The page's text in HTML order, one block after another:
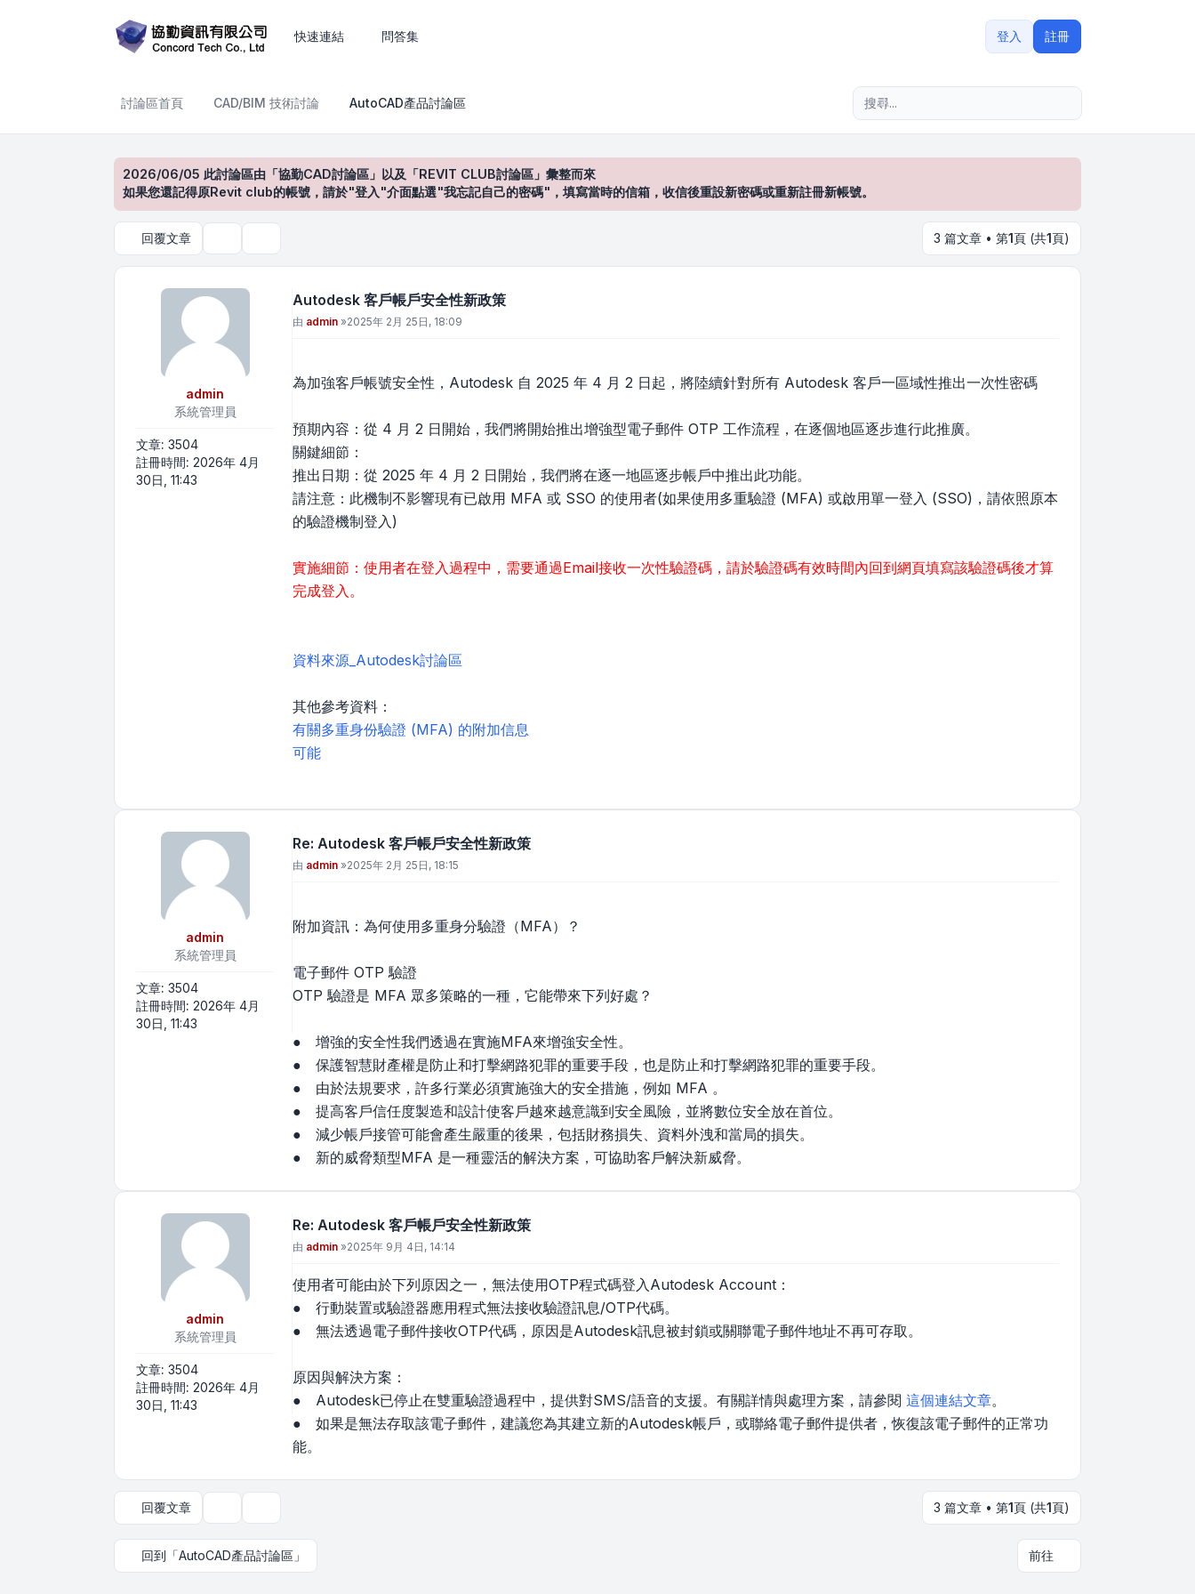
快速連結 問答集 登入 註冊
討論區首頁 CAD/BIM 技術討論 AutoCAD產品討論區
2026/06/05 此討論區由「協勤CAD討論區」以及「REVIT CLUB討論區」彙整而來
如果您還記得原Revit club的帳號，請於"登入"介面點選"我忘記自己的密碼"，填寫當時的信箱，收信後重設新密碼或重新註冊新帳號。
回覆文章 3 篇文章 • 第1頁 (共1頁)
admin
系統管理員
文章: 3504
註冊時間: 2026年 4月
30日, 11:43
Autodesk 客戶帳戶安全性新政策
文章
由 admin »2025年 2月 25日, 18:09
為加強客戶帳號安全性，Autodesk 自 2025 年 4 月 2 日起，將陸續針對所有 Autodesk 客戶一區域性推出一次性密碼
預期內容：從 4 月 2 日開始，我們將開始推出增強型電子郵件 OTP 工作流程，在逐個地區逐步進行此推廣。
關鍵細節：
推出日期：從 2025 年 4 月 2 日開始，我們將在逐一地區逐步帳戶中推出此功能。
請注意：此機制不影響現有已啟用 MFA 或 SSO 的使用者(如果使用多重驗證 (MFA) 或啟用單一登入 (SSO)，請依照原本
的驗證機制登入)
實施細節：使用者在登入過程中，需要通過Email接收一次性驗證碼，請於驗證碼有效時間內回到網頁填寫該驗證碼後才算
完成登入。
資料來源_Autodesk討論區
其他參考資料：
有關多重身份驗證 (MFA) 的附加信息
可能
admin
系統管理員
文章: 3504
註冊時間: 2026年 4月
30日, 11:43
Re: Autodesk 客戶帳戶安全性新政策
文章
由 admin »2025年 2月 25日, 18:15
附加資訊：為何使用多重身分驗證（MFA）？
電子郵件 OTP 驗證
OTP 驗證是 MFA 眾多策略的一種，它能帶來下列好處？
● 增強的安全性我們透過在實施MFA來增強安全性。
● 保護智慧財產權是防止和打擊網路犯罪的重要手段，也是防止和打擊網路犯罪的重要手段。
● 由於法規要求，許多行業必須實施強大的安全措施，例如 MFA 。
● 提高客戶信任度製造和設計使客戶越來越意識到安全風險，並將數位安全放在首位。
● 減少帳戶接管可能會產生嚴重的後果，包括財務損失、資料外洩和當局的損失。
● 新的威脅類型MFA 是一種靈活的解決方案，可協助客戶解決新威脅。
admin
系統管理員
文章: 3504
註冊時間: 2026年 4月
30日, 11:43
Re: Autodesk 客戶帳戶安全性新政策
文章
由 admin »2025年 9月 4日, 14:14
使用者可能由於下列原因之一，無法使用OTP程式碼登入Autodesk Account：
● 行動裝置或驗證器應用程式無法接收驗證訊息/OTP代碼。
● 無法透過電子郵件接收OTP代碼，原因是Autodesk訊息被封鎖或關聯電子郵件地址不再可存取。
原因與解決方案：
● Autodesk已停止在雙重驗證過程中，提供對SMS/語音的支援。有關詳情與處理方案，請參閱 這個連結文章。
● 如果是無法存取該電子郵件，建議您為其建立新的Autodesk帳戶，或聯絡電子郵件提供者，恢復該電子郵件的正常功
能。
回覆文章 3 篇文章 • 第1頁 (共1頁)
回到「AutoCAD產品討論區」 前往